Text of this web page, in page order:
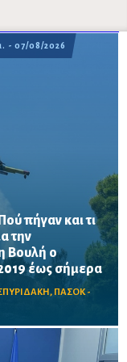
- 07/08/2026
πήγαν και τι
την
Βουλή ο
έως σήμερα
, ΠΑΣΟΚ -
των
2019, στοιχεία
και AntiNero,
προσωπικό,